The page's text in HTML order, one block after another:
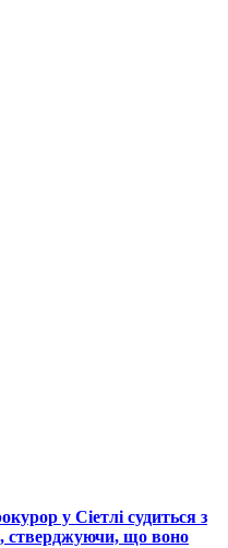
у Сіетлі судиться з
стверджуючи, що воно